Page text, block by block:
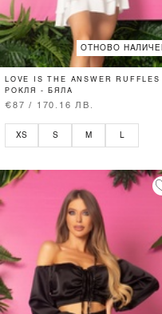
ОТНОВО
LOVE IS THE ANSWER RUFFLES
РОКЛЯ - БЯЛА
€87 / 170.16 ЛВ.
XS S M